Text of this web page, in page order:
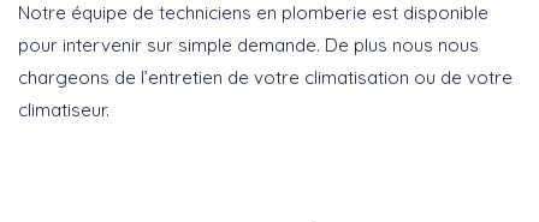
Notre équipe de techniciens en plomberie est disponible
pour intervenir sur simple demande. De plus nous nous
chargeons de l’entretien de votre climatisation ou de votre
climatiseur.